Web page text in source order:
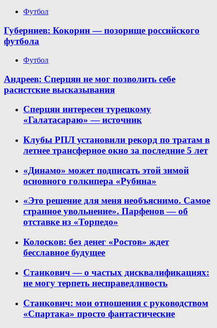
Футбол
Губерниев: Кокорин — позорище российского
футбола
Футбол
Андреев: Сперцян не мог позволить себе
расистские высказывания
Сперцян интересен турецкому
«Галатасараю» — источник
Клубы РПЛ установили рекорд по тратам в
летнее трансферное окно за последние 5 лет
«Динамо» может подписать этой зимой
основного голкипера «Рубина»
«Это решение для меня необъяснимо. Самое
странное увольнение». Парфенов — об
отставке из «Торпедо»
Колосков: без денег «Ростов» ждет
бесславное будущее
Станкович — о частых дисквалификациях:
не могу терпеть несправедливость
Станкович: мои отношения с руководством
«Спартака» просто фантастические